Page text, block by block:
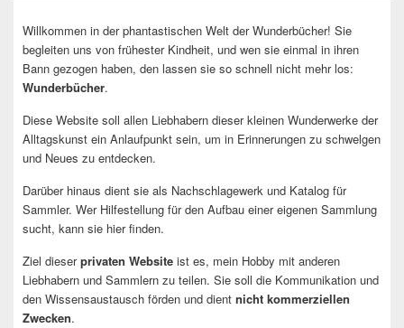
Willkommen in der phantastischen Welt der Wunderbücher! Sie
begleiten uns von frühester Kindheit, und wen sie einmal in ihren
Bann gezogen haben, den lassen sie so schnell nicht mehr los:
Wunderbücher.
Diese Website soll allen Liebhabern dieser kleinen Wunderwerke der
Alltagskunst ein Anlaufpunkt sein, um in Erinnerungen zu schwelgen
und Neues zu entdecken.
Darüber hinaus dient sie als Nachschlagewerk und Katalog für
Sammler. Wer Hilfestellung für den Aufbau einer eigenen Sammlung
sucht, kann sie hier finden.
Ziel dieserprivaten Website ist es, mein Hobby mit anderen
Liebhabern und Sammlern zu teilen. Sie soll die Kommunikation und
den Wissensaustausch förden und dient nicht kommerziellen
Zwecken.